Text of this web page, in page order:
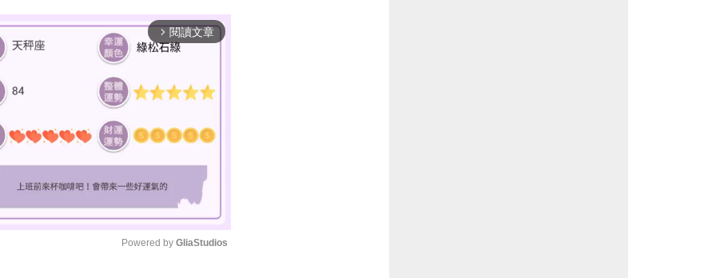
arrow_forward_ios 閱讀文章
Powered by GliaStudios